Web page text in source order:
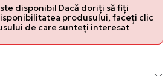
disponibil Dacă doriți să fiți
produsului, faceți clic
de care sunteți interesat